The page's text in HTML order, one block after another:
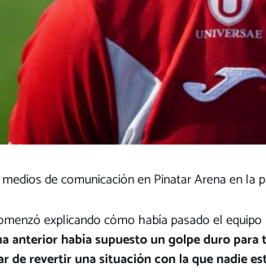
de comunicación en Pinatar Arena en la
explicando cómo había pasado el
anterior había supuesto un golpe duro para
de revertir una situación con la que nadie